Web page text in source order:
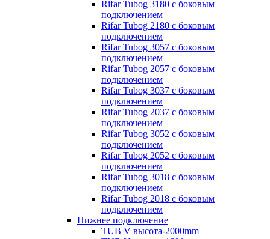
Rifar Tubog 3180 с боковым
подключением
Rifar Tubog 2180 с боковым
подключением
Rifar Tubog 3057 с боковым
подключением
Rifar Tubog 2057 с боковым
подключением
Rifar Tubog 3037 с боковым
подключением
Rifar Tubog 2037 с боковым
подключением
Rifar Tubog 3052 с боковым
подключением
Rifar Tubog 2052 с боковым
подключением
Rifar Tubog 3018 с боковым
подключением
Rifar Tubog 2018 с боковым
подключением
Нижнее подключение
TUB V высота-2000mm